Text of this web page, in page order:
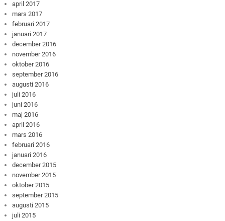
april 2017
mars 2017
februari 2017
januari 2017
december 2016
november 2016
oktober 2016
september 2016
augusti 2016
juli 2016
juni 2016
maj 2016
april 2016
mars 2016
februari 2016
januari 2016
december 2015
november 2015
oktober 2015
september 2015
augusti 2015
juli 2015